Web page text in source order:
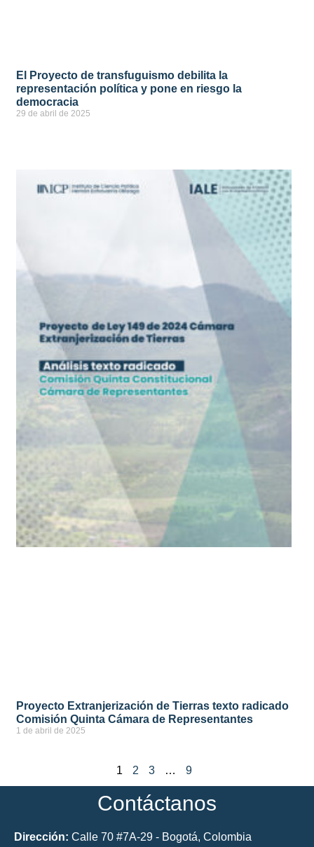
El Proyecto de transfuguismo debilita la
representación política y pone en riesgo la
democracia
29 de abril de 2025
Proyecto Extranjerización de Tierras texto radicado
Comisión Quinta Cámara de Representantes
1 de abril de 2025
1 2 3 … 9
Contáctanos
Dirección: Calle 70 #7A-29 - Bogotá, Colombia